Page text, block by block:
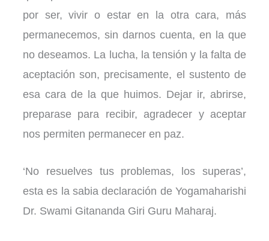
por ser, vivir o estar en la otra cara, más
permanecemos, sin darnos cuenta, en la que
no deseamos. La lucha, la tensión y la falta de
aceptación son, precisamente, el sustento de
esa cara de la que huimos. Dejar ir, abrirse,
preparase para recibir, agradecer y aceptar
nos permiten permanecer en paz.
‘No resuelves tus problemas, los superas’,
esta es la sabia declaración de Yogamaharishi
Dr. Swami Gitananda Giri Guru Maharaj.